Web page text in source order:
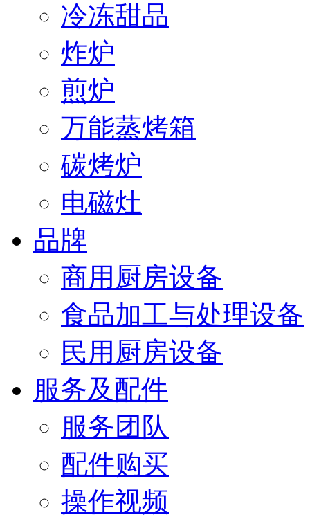
冷冻甜品
炸炉
煎炉
万能蒸烤箱
碳烤炉
电磁灶
品牌
商用厨房设备
食品加工与处理设备
民用厨房设备
服务及配件
服务团队
配件购买
操作视频